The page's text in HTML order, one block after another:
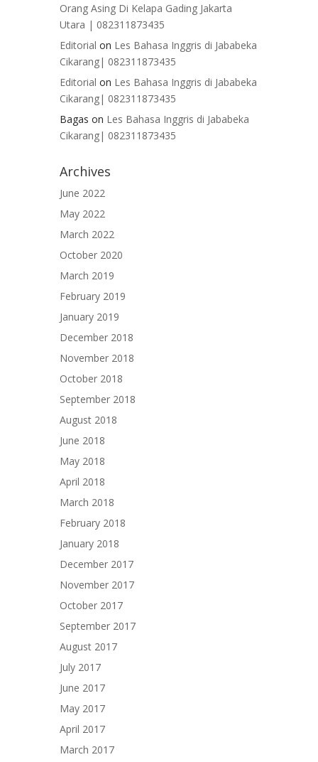
Orang Asing Di Kelapa Gading Jakarta
Utara | 082311873435
Editorial on Les Bahasa Inggris di Jababeka
Cikarang| 082311873435
Editorial on Les Bahasa Inggris di Jababeka
Cikarang| 082311873435
Bagas on Les Bahasa Inggris di Jababeka
Cikarang| 082311873435
Archives
June 2022
May 2022
March 2022
October 2020
March 2019
February 2019
January 2019
December 2018
November 2018
October 2018
September 2018
August 2018
June 2018
May 2018
April 2018
March 2018
February 2018
January 2018
December 2017
November 2017
October 2017
September 2017
August 2017
July 2017
June 2017
May 2017
April 2017
March 2017